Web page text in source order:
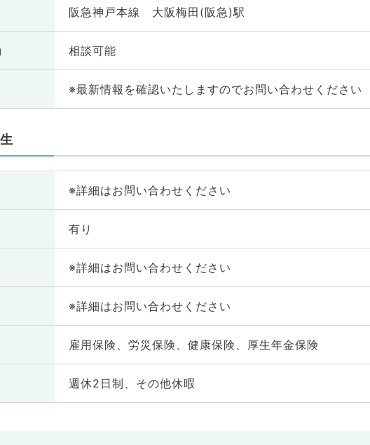
阪急神戸本線 大阪梅田(阪急)駅
相談可能
※最新情報を確認いたしますのでお問い合わせください
※詳細はお問い合わせください
有り
※詳細はお問い合わせください
※詳細はお問い合わせください
雇用保険、労災保険、健康保険、厚生年金保険
週休2日制、その他休暇